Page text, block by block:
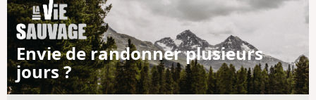
petites routes tranquilles, puis de très beaux chemins
creux.
Envie de randonner plusieurs
jours ?